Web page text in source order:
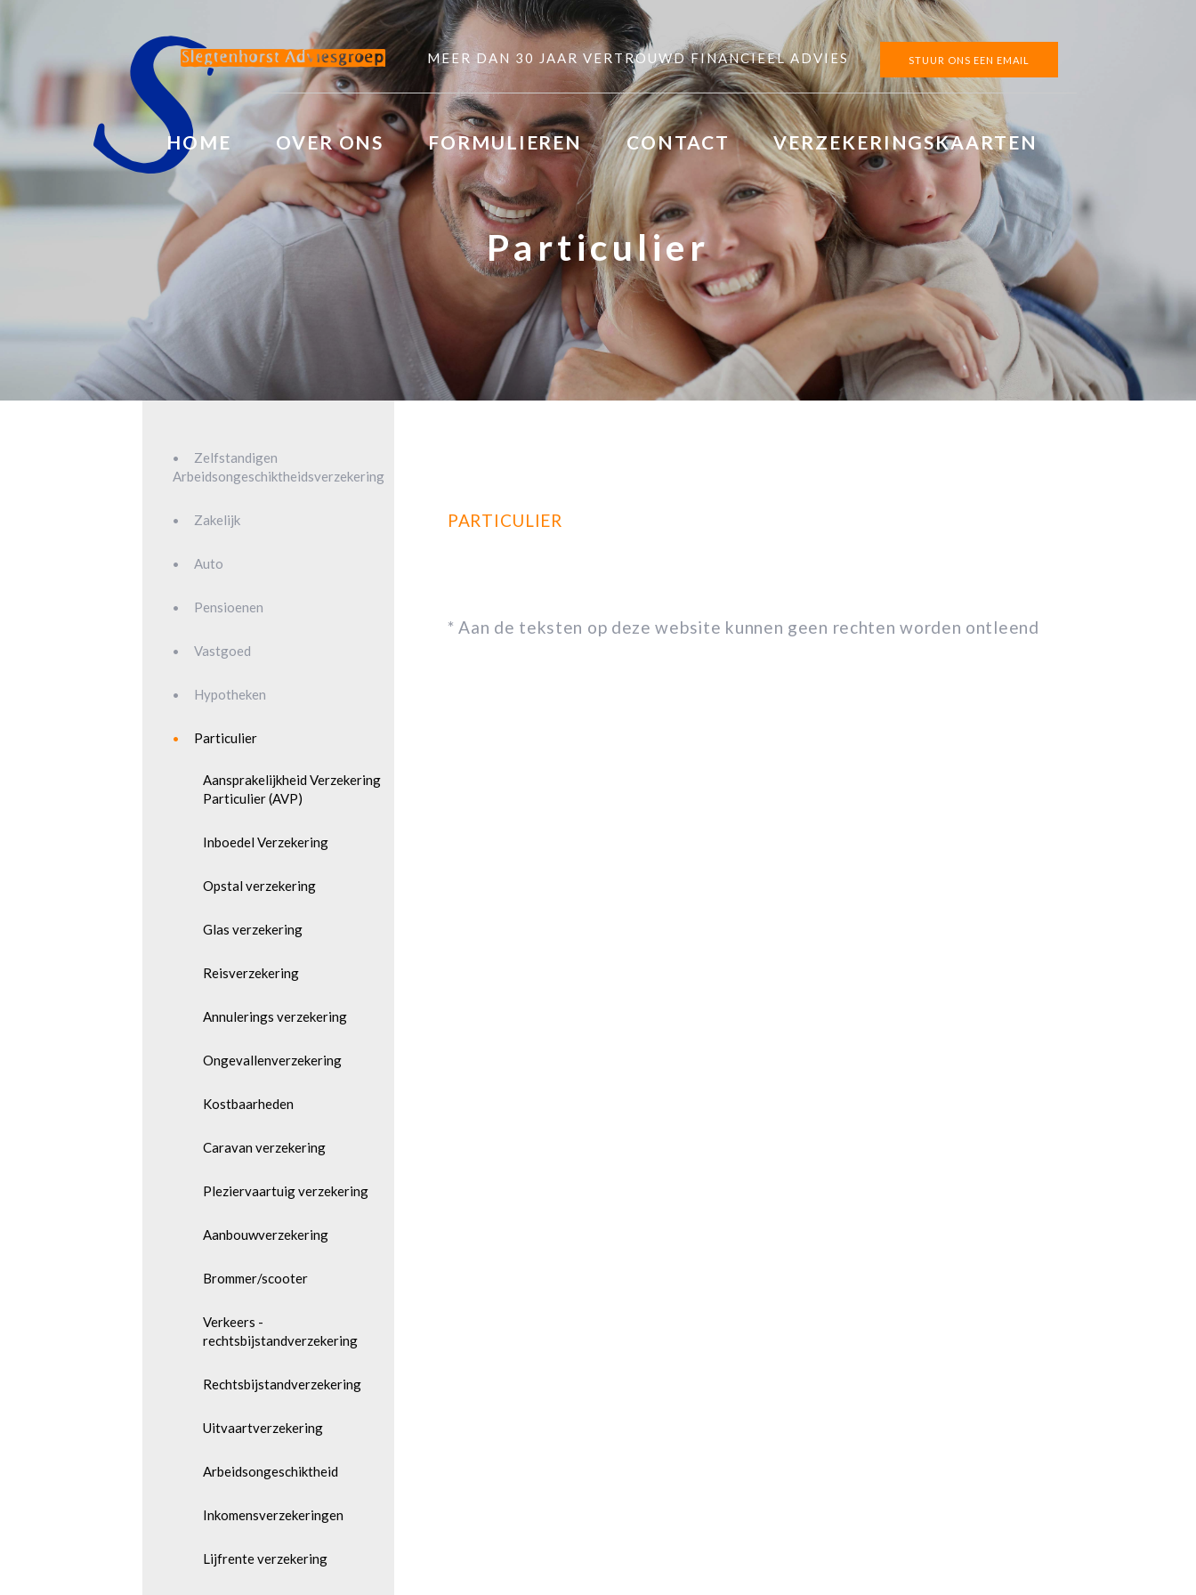
MEER DAN 30 JAAR VERTROUWD FINANCIEEL ADVIES STUUR ONS EEN EMAIL
HOME OVER ONS FORMULIEREN CONTACT VERZEKERINGSKAARTEN
Particulier
Zelfstandigen
Arbeidsongeschiktheidsverzekering
Zakelijk
Auto
Pensioenen
Vastgoed
Hypotheken
Particulier
Aansprakelijkheid Verzekering
Particulier (AVP)
Inboedel Verzekering
Opstal verzekering
Glas verzekering
Reisverzekering
Annulerings verzekering
Ongevallenverzekering
Kostbaarheden
Caravan verzekering
Pleziervaartuig verzekering
Aanbouwverzekering
Brommer/scooter
Verkeers -
rechtsbijstandverzekering
Rechtsbijstandverzekering
Uitvaartverzekering
Arbeidsongeschiktheid
Inkomensverzekeringen
Lijfrente verzekering
PARTICULIER
* Aan de teksten op deze website kunnen geen rechten worden ontleend